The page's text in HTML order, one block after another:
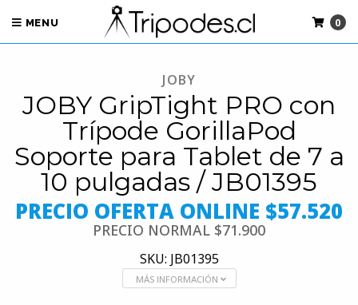
MENU 0
JOBY
JOBY GripTight PRO con
Trípode GorillaPod
Soporte para Tablet de 7 a
10 pulgadas / JB01395
PRECIO OFERTA ONLINE $57.520
PRECIO NORMAL $71.900
SKU: JB01395
MÁS INFORMACIÓN